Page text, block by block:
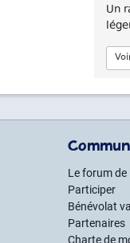
Un
Le forum
Participer
Bénévolat
Partenaires
Charte de